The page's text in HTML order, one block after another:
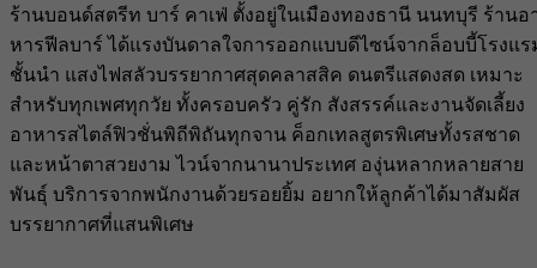
ร้านบอนด์สตรีท บาร์ คาเฟ่ ตั้งอยู่ในเมืองทองธานี นนทบุรี​ ร้านอ
หารฟีลบาร์ ได้แรงบันดาลใจ​การออกแบบดีไซน์​จากล็อบบี้​โรงแ
ชั้นนำ แสงไฟสลัวบรรยากาศ​สุดคลาสสิค ดนตรีแสดงสด เหมาะ
สำหรับ​ทุกเพศ​ทุกวัย ทั้งครอบครัว คู่รัก สังสรรค์​ และงานจัดเลี้ยง
อาหารสไตล์ฟิวชั่น​พิถีพิถัน​ทุกจาน ค็อกเทลสูตรพิเศษ​ทั้งรสชาด
และหน้าตาสวยงาม ไวน์​จากนานาประเทศ​ องุ่นหลากหลาย​สาย
พันธุ์​ บริการจากพนักงาน​ด้วยรอยยิ้ม อยากให้ลูกค้าได้มาสัมผัส
บรรยากาศ​ที่แสนพิเศษ